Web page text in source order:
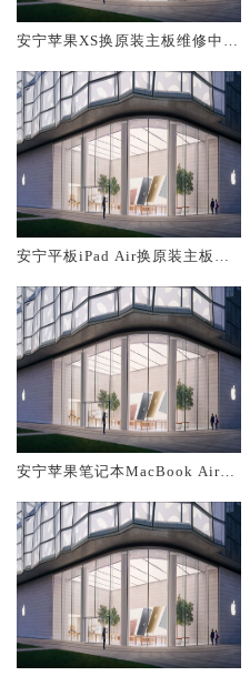
安宁苹果XS换原装主板维修中心
安宁平板iPad Air换原装主板维
安宁苹果笔记本MacBook Air换